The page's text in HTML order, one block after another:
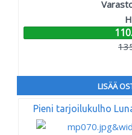
LISÄÄ
Pieni tarjoilukulho